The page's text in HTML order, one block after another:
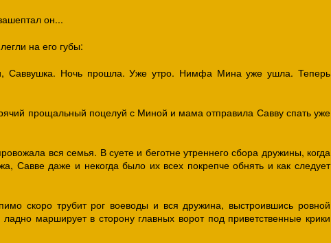
он...
на его губы:
Саввушка. Ночь прошла. Уже утро. Нимфа Мина уже ушла. Теперь
прощальный поцелуй с Миной и мама отправила Савву спать уже
вся семья. В суете и беготне утреннего сбора дружины, когда
Савве даже и некогда было их всех покрепче обнять и как следует
скоро трубит рог воеводы и вся дружина, выстроившись ровной
марширует в сторону главных ворот под приветственные крики